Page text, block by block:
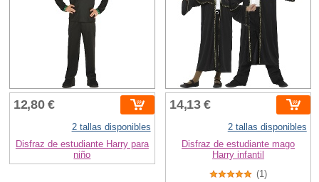
12,80 €
2 tallas disponibles
Disfraz de estudiante Harry para
niño
14,13 €
2 tallas disponibles
Disfraz de estudiante mago
Harry infantil
(1)